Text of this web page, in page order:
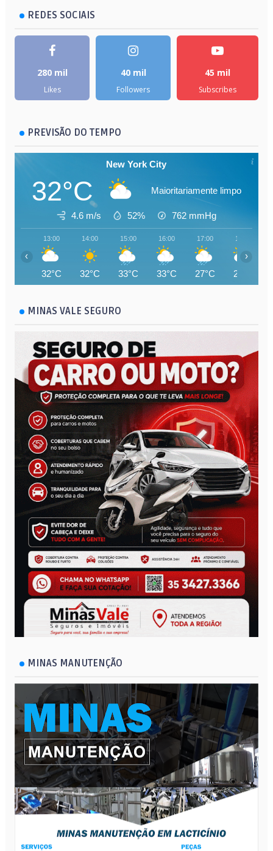
REDES SOCIAIS
280 mil
Likes
40 mil
Followers
45 mil
Subscribes
PREVISÃO DO TEMPO
New York City
32°C Maioritariamente limpo
4.6 m/s 52% 762 mmHg
13:00
32°C
14:00
32°C
15:00
33°C
16:00
33°C
17:00
27°C
18:00
25°C
‹ ›
MINAS VALE SEGURO
MINAS MANUTENÇÃO